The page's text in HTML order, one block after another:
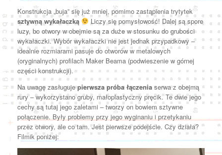
Konstrukcja „buja” się już mniej, pomimo zastąpienia trytytek
sztywną wykałaczką
Liczy się pomysłowość! Dalej są spore
luzy, bo otwory w obejmie są za duże w stosunku do grubości
wykałaczki. Wybór wykałaczki nie jest jednak przypadkowy –
idealnie rozmiarami pasuje do otworów w metalowych
(oryginalnych) profilach Maker Beama (podwieszenie w górnej
części konstrukcji).
Na uwagę zasługujepierwsza próba łączenia serwa z obejmą
rury – wykorzystano gruby, małoplastyczny pręcik. Te dwie jego
cechy są tutaj jego zaletami – tworzy on bowiem sztywne
połączenie. Były problemy przy jego wyginaniu i przetykaniu
przez otwory, ale co tam. Jest pierwsze podejście. Czy działa?
Filmik poniżej: